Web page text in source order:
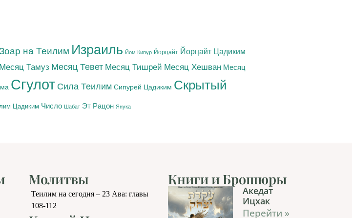
на Теилим Израиль Йом Кипур Йорцайт Йорцайт Цадиким
Месяц Тамуз Месяц Тевет Месяц Тишрей Месяц Хешван Месяц
Сгулот Сила Теилим Сипурей Цадиким Скрытый
Цадиким Число Шабат Эт Рацон Янука
Молитвы
Теилим на сегодня – 23 Ава: главы
108-112
Книги и Брошюры
Акедат
Ицхак
Перейти »